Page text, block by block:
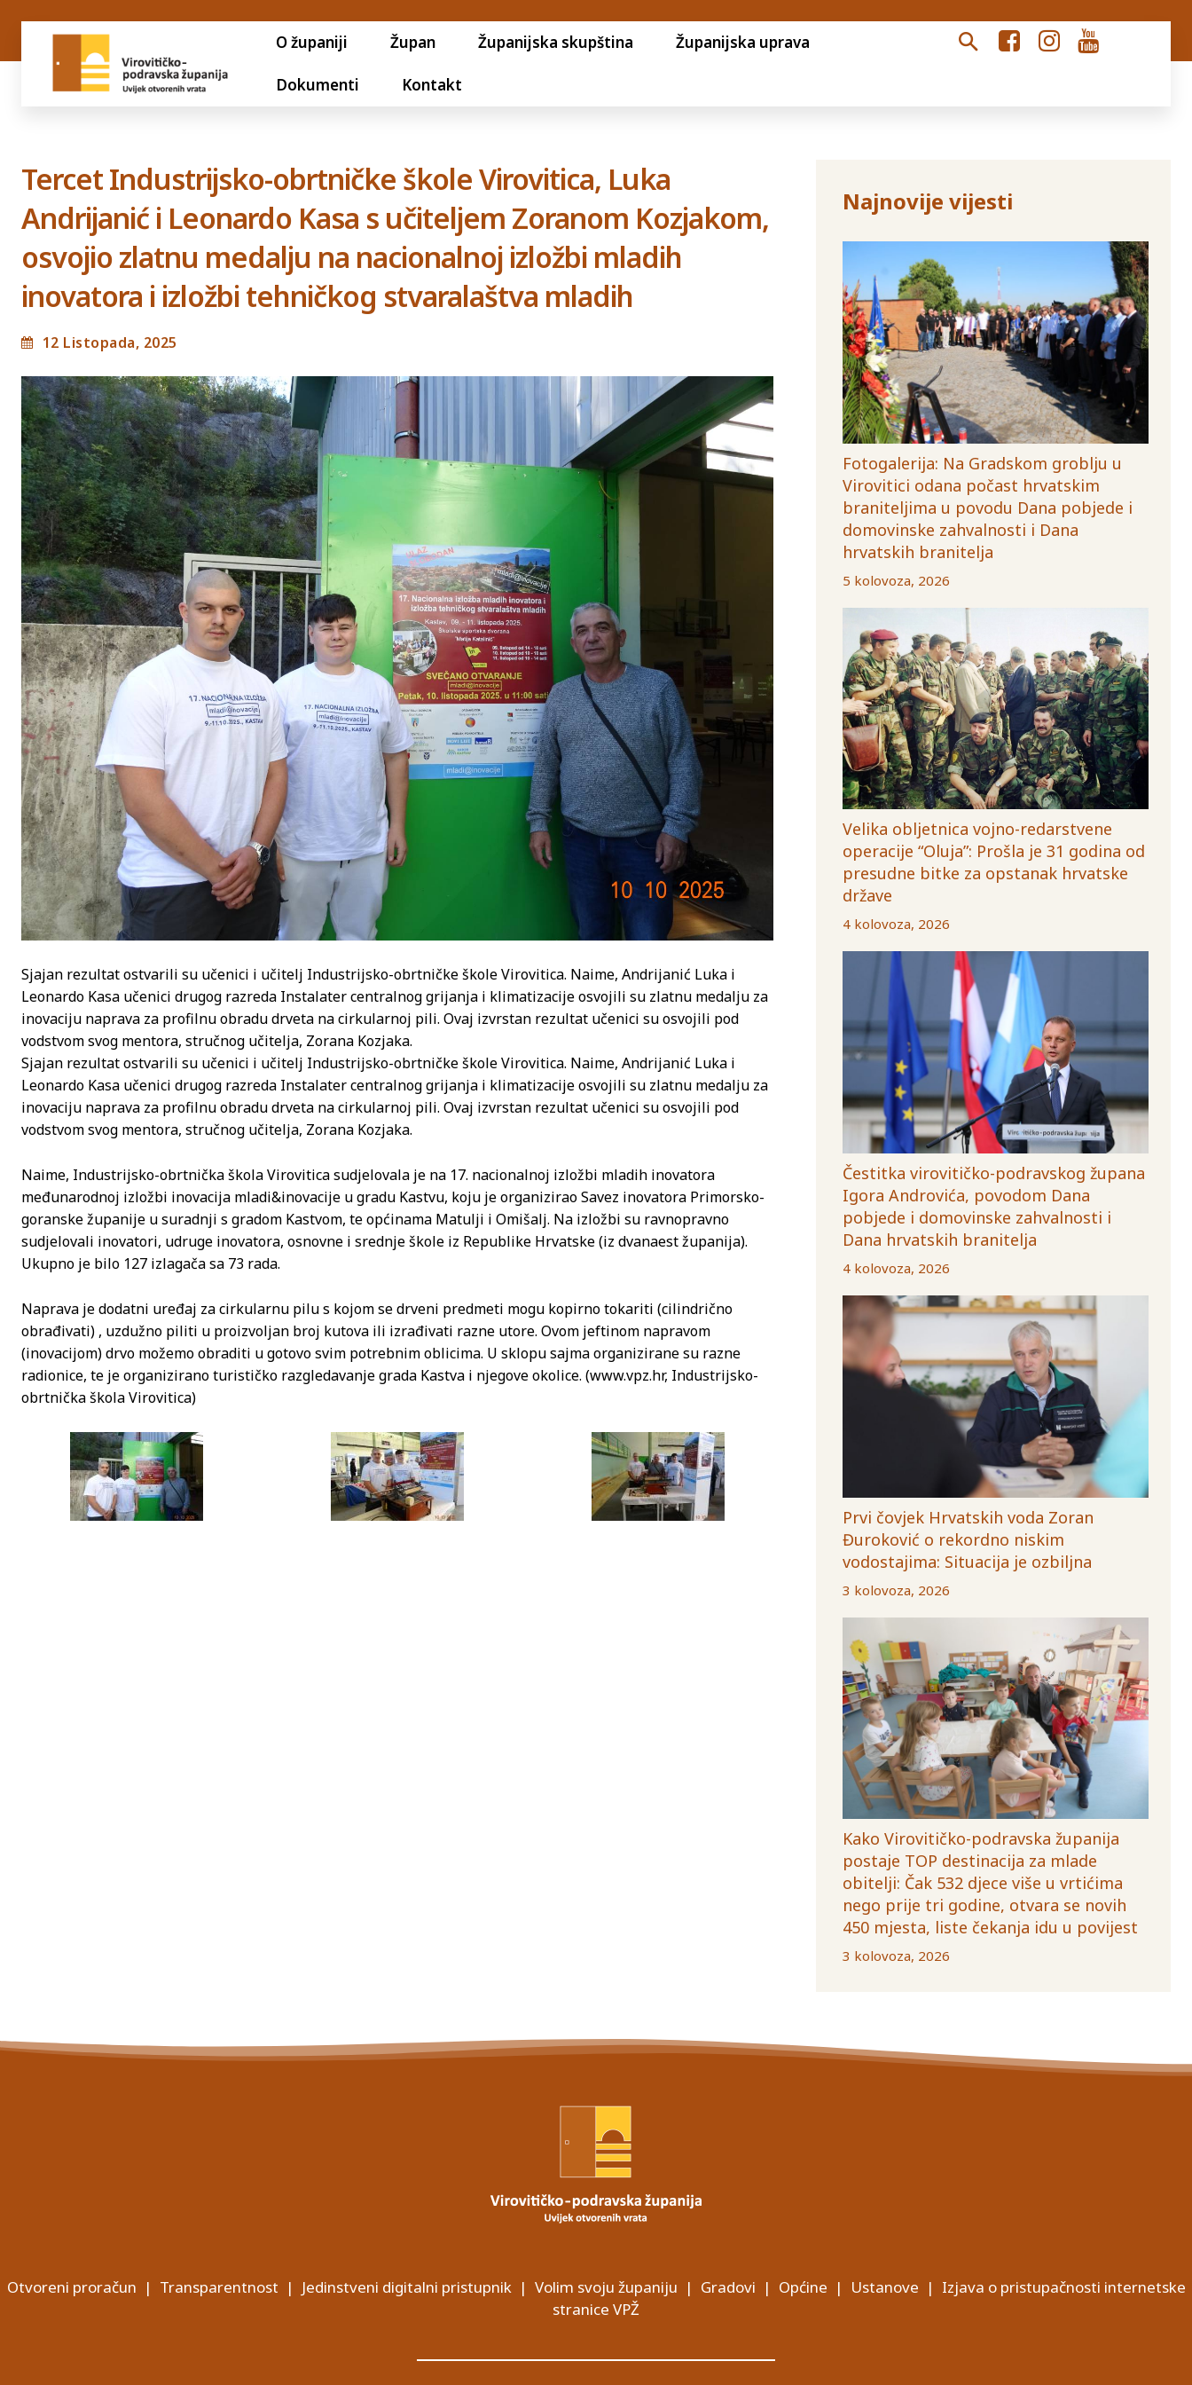
O županiji Župan Županijska skupština Županijska uprava
Dokumenti Kontakt
Tercet Industrijsko-obrtničke škole Virovitica, Luka
Andrijanić i Leonardo Kasa s učiteljem Zoranom Kozjakom,
osvojio zlatnu medalju na nacionalnoj izložbi mladih
inovatora i izložbi tehničkog stvaralaštva mladih
12 Listopada, 2025
Sjajan rezultat ostvarili su učenici i učitelj Industrijsko-obrtničke škole Virovitica. Naime, Andrijanić Luka i
Leonardo Kasa učenici drugog razreda Instalater centralnog grijanja i klimatizacije osvojili su zlatnu medalju za
inovaciju naprava za profilnu obradu drveta na cirkularnoj pili. Ovaj izvrstan rezultat učenici su osvojili pod
vodstvom svog mentora, stručnog učitelja, Zorana Kozjaka.
Sjajan rezultat ostvarili su učenici i učitelj Industrijsko-obrtničke škole Virovitica. Naime, Andrijanić Luka i
Leonardo Kasa učenici drugog razreda Instalater centralnog grijanja i klimatizacije osvojili su zlatnu medalju za
inovaciju naprava za profilnu obradu drveta na cirkularnoj pili. Ovaj izvrstan rezultat učenici su osvojili pod
vodstvom svog mentora, stručnog učitelja, Zorana Kozjaka.
Naime, Industrijsko-obrtnička škola Virovitica sudjelovala je na 17. nacionalnoj izložbi mladih inovatora
međunarodnoj izložbi inovacija mladi&inovacije u gradu Kastvu, koju je organizirao Savez inovatora Primorsko-
goranske županije u suradnji s gradom Kastvom, te općinama Matulji i Omišalj. Na izložbi su ravnopravno
sudjelovali inovatori, udruge inovatora, osnovne i srednje škole iz Republike Hrvatske (iz dvanaest županija).
Ukupno je bilo 127 izlagača sa 73 rada.
Naprava je dodatni uređaj za cirkularnu pilu s kojom se drveni predmeti mogu kopirno tokariti (cilindrično
obrađivati) , uzdužno piliti u proizvoljan broj kutova ili izrađivati razne utore. Ovom jeftinom napravom
(inovacijom) drvo možemo obraditi u gotovo svim potrebnim oblicima. U sklopu sajma organizirane su razne
radionice, te je organizirano turističko razgledavanje grada Kastva i njegove okolice. (www.vpz.hr, Industrijsko-
obrtnička škola Virovitica)
Najnovije vijesti
Fotogalerija: Na Gradskom groblju u
Virovitici odana počast hrvatskim
braniteljima u povodu Dana pobjede i
domovinske zahvalnosti i Dana
hrvatskih branitelja
5 kolovoza, 2026
Velika obljetnica vojno-redarstvene
operacije “Oluja”: Prošla je 31 godina od
presudne bitke za opstanak hrvatske
države
4 kolovoza, 2026
Čestitka virovitičko-podravskog župana
Igora Androvića, povodom Dana
pobjede i domovinske zahvalnosti i
Dana hrvatskih branitelja
4 kolovoza, 2026
Prvi čovjek Hrvatskih voda Zoran
Đuroković o rekordno niskim
vodostajima: Situacija je ozbiljna
3 kolovoza, 2026
Kako Virovitičko-podravska županija
postaje TOP destinacija za mlade
obitelji: Čak 532 djece više u vrtićima
nego prije tri godine, otvara se novih
450 mjesta, liste čekanja idu u povijest
3 kolovoza, 2026
Otvoreni proračun | Transparentnost | Jedinstveni digitalni pristupnik| Volim svoju županiju | Gradovi | Općine | Ustanove | Izjava o pristupačnosti internetske
stranice VPŽ